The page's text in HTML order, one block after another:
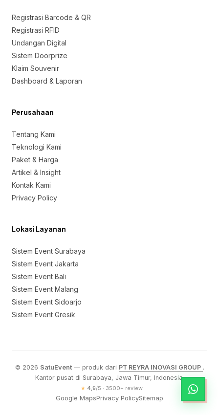
Registrasi Barcode & QR
Registrasi RFID
Undangan Digital
Sistem Doorprize
Klaim Souvenir
Dashboard & Laporan
Perusahaan
Tentang Kami
Teknologi Kami
Paket & Harga
Artikel & Insight
Kontak Kami
Privacy Policy
Lokasi Layanan
Sistem Event Surabaya
Sistem Event Jakarta
Sistem Event Bali
Sistem Event Malang
Sistem Event Sidoarjo
Sistem Event Gresik
© 2026 SatuEvent— produk dari PT REYRA INOVASI GROUP .
Kantor pusat di Surabaya, Jawa Timur, Indonesia.
★ 4,9/5 · 3500+ review
Google MapsPrivacy PolicySitemap